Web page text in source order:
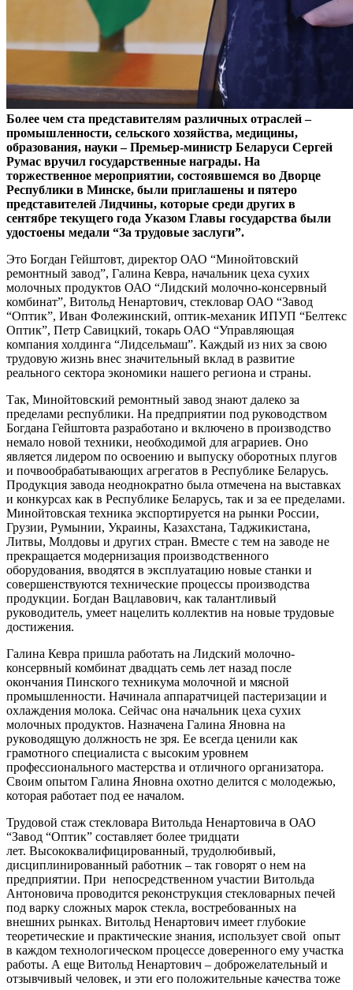
Более чем ста представителям различных отраслей –
промышленности, сельского хозяйства, медицины,
образования, науки–Премьер-министр Беларуси Сергей
Румас вручил государственные награды. На
торжественное мероприятии, состоявшемся во Дворце
Республики в Минске, были приглашены и пятеро
представителей Лидчины, которые среди других в
сентябре текущего года Указом Главы государства были
удостоены медали “За трудовые заслуги”.
Это Богдан Гейштовт, директор ОАО “Минойтовский
ремонтный завод”, Галина Кевра, начальник цеха сухих
молочных продуктов ОАО “Лидский молочно-консервный
комбинат”, Витольд Ненартович, стекловар ОАО “Завод
“Оптик”, Иван Фолежинский, оптик-механик ИПУП “Белтекс
Оптик”, Петр Савицкий, токарь ОАО “Управляющая
компания холдинга “Лидсельмаш”. Каждый из них за свою
трудовую жизнь внес значительный вклад в развитие
реального сектора экономики нашего региона и страны.
Так, Минойтовский ремонтный завод знают далеко за
пределами республики. На предприятии под руководством
Богдана Гейштовта разработано и включено в производство
немало новой техники, необходимой для аграриев. Оно
является лидером по освоению и выпуску оборотных плугов
и почвообрабатывающих агрегатов в Республике Беларусь.
Продукция завода неоднократно была отмечена на выставках
и конкурсах как в Республике Беларусь, так и за ее пределами.
Минойтовская техника экспортируется на рынки России,
Грузии, Румынии, Украины, Казахстана, Таджикистана,
Литвы, Молдовы и других стран. Вместе с тем на заводе не
прекращается модернизация производственного
оборудования, вводятся в эксплуатацию новые станки и
совершенствуются технические процессы производства
продукции. Богдан Вацлавович, как талантливый
руководитель, умеет нацелить коллектив на новые трудовые
достижения.
Галина Кевра пришла работать на Лидский молочно-
консервный комбинат двадцать семь лет назад после
окончания Пинского техникума молочной и мясной
промышленности. Начинала аппаратчицей пастеризации и
охлаждения молока. Сейчас она начальник цеха сухих
молочных продуктов. Назначена Галина Яновна на
руководящую должность не зря. Ее всегда ценили как
грамотного специалиста с высоким уровнем
профессионального мастерства и отличного организатора.
Своим опытом Галина Яновна охотно делится с молодежью,
которая работает под ее началом.
Трудовой стаж стекловара Витольда Ненартовича в ОАО
“Завод “Оптик” составляет более тридцати
лет. Высококвалифицированный, трудолюбивый,
дисциплинированный работник – так говорят о нем на
предприятии. При непосредственном участии Витольда
Антоновича проводится реконструкция стекловарных печей
под варку сложных марок стекла, востребованных на
внешних рынках. Витольд Ненартович имеет глубокие
теоретические и практические знания, использует свой опыт
в каждом технологическом процессе доверенного ему участка
работы. А еще Витольд Ненартович – доброжелательный и
отзывчивый человек, и эти его положительные качества тоже